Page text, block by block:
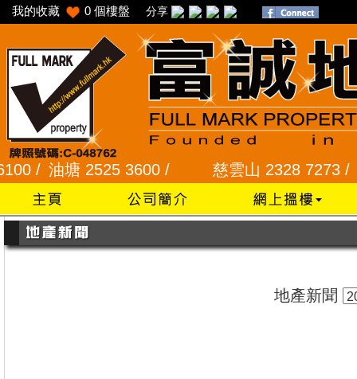
我的收藏 0 個樓盤 分享
/油塘 2525 3600 / 慈雲山 2328 7273 /龍
地產新聞